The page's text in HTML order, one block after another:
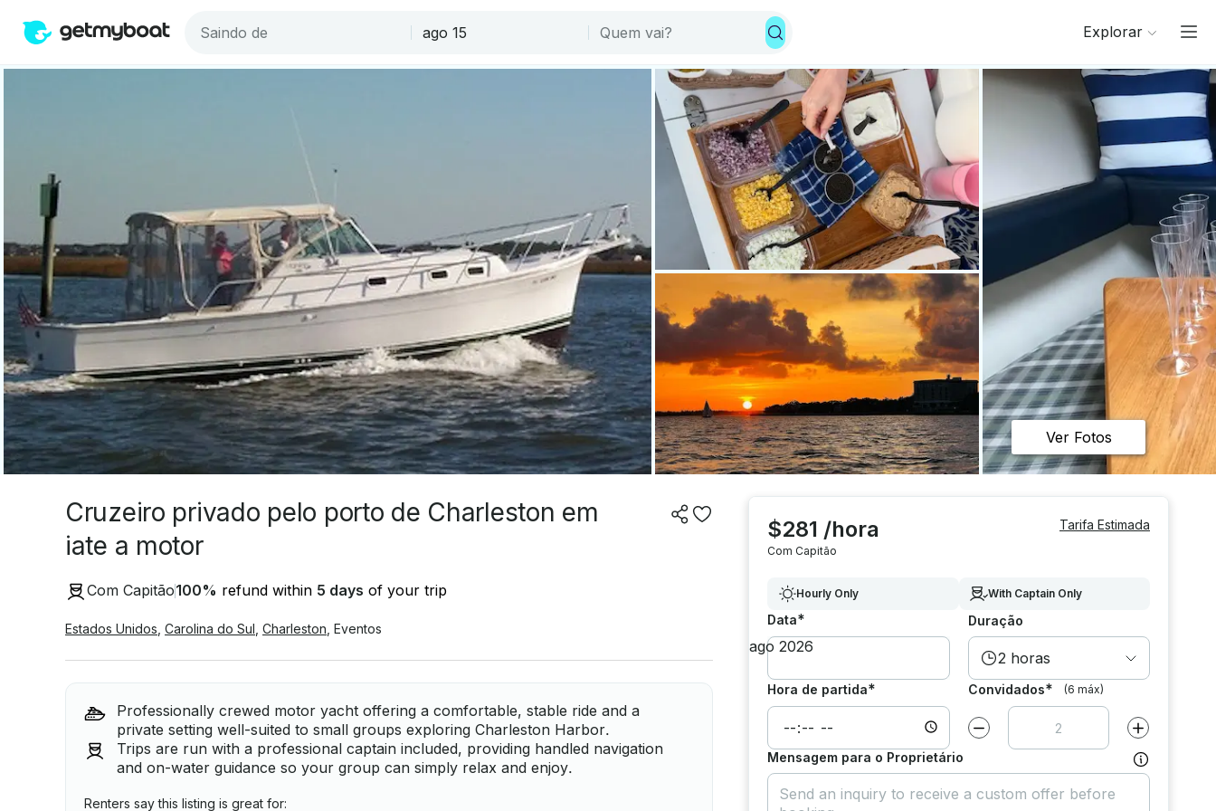
Explorar
Ver Fotos
Cruzeiro privado pelo porto de Charleston em
iate a motor
Com Capitão100% refund within 5 days of your trip
Estados Unidos Carolina do Sul Charleston Eventos
Professionally crewed motor yacht offering a comfortable, stable ride and a
private setting well-suited to small groups exploring Charleston Harbor.
Trips are run with a professional captain included, providing handled navigation
and on-water guidance so your group can simply relax and enjoy.
Renters say this listing is great for:
$281 /hora
Com Capitão
Tarifa Estimada
Hourly Only With Captain Only
Data* Duração
2 horas
Hora de partida* Convidados* (6 máx)
Diminuir valor por Aumentar
Mensagem para o Proprietário